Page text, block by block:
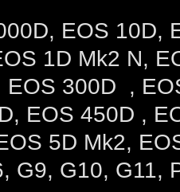
EOS 10D,
1D Mk2 N,
EOS 300D ,
EOS 450D ,
5D Mk2,
G9, G10, G11,